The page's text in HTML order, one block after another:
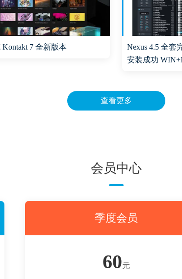
Kontakt 7 全新版本
Nexus 4.5 全套
安装成功
查看更多
会员中心
季度会员
60元